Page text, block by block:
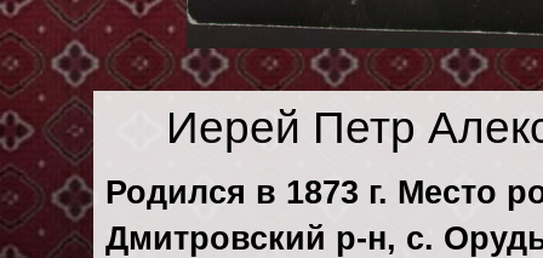
Иерей Петр
Родился в 1873 г. Место
Дмитровский р-н, с.